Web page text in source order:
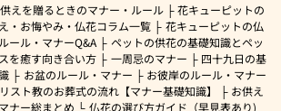
えを贈るときのマナー・ルール
花キューピットの
・お悔やみ・仏花コラム一覧
花キューピットの仏
ール・マナーQ&A
ペットの供花の基礎知識とペッ
を癒す向き合い方
一周忌のマナー
四十九日の基
お盆のルール・マナー
お彼岸のルール・マナー
スト教のお葬式の流れ【マナー基礎知識】
お供え
ナー総まとめ
仏花の選び方ガイド（早見表あり)